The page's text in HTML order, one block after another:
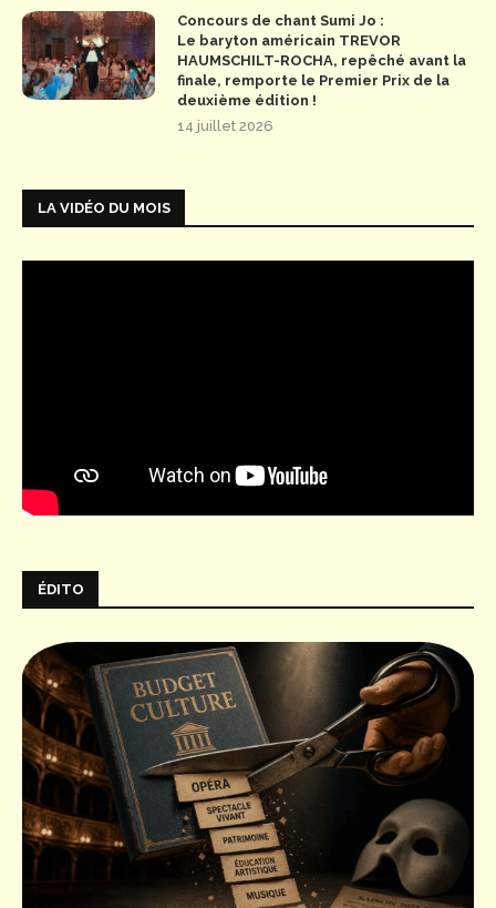
Concours de chant Sumi Jo :
Le baryton américain TREVOR
HAUMSCHILT-ROCHA, repêché avant la
finale, remporte le Premier Prix de la
deuxième édition !
14 juillet 2026
LA VIDÉO DU MOIS
ÉDITO